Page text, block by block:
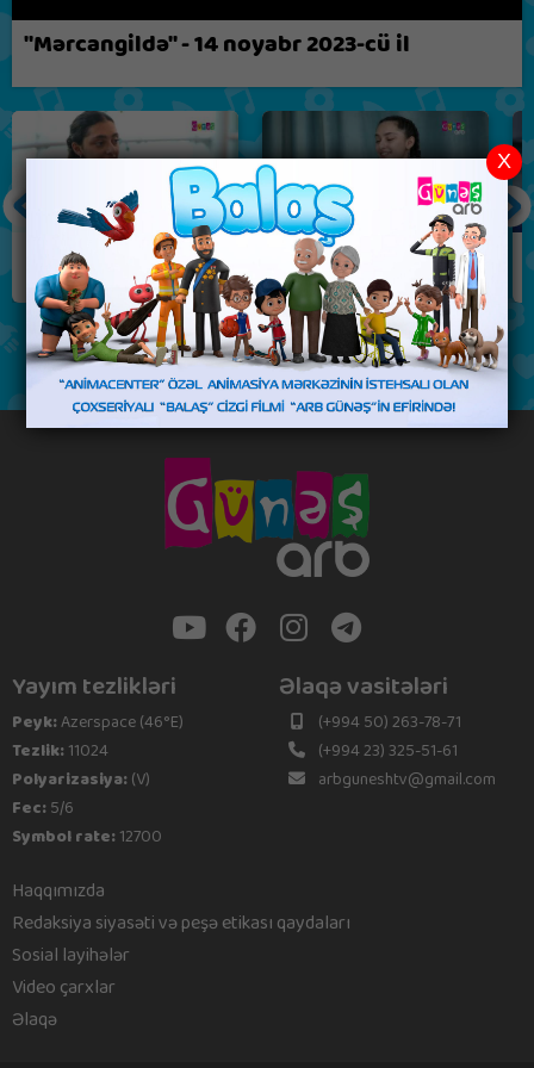
"Mərcangildə" - 14 noyabr 2023-cü il
Yayım tezlikləri
Peyk:Azerspace (46°E)
Tezlik:11024
Polyarizasiya:(V)
Fec:5/6
Symbol rate:12700
Əlaqə vasitələri
(+994 50) 263-78-71
(+994 23) 325-51-61
arbguneshtv@gmail.com
Haqqımızda
Redaksiya siyasəti və peşə etikası qaydaları
Sosial layihələr
Video çarxlar
Əlaqə
X